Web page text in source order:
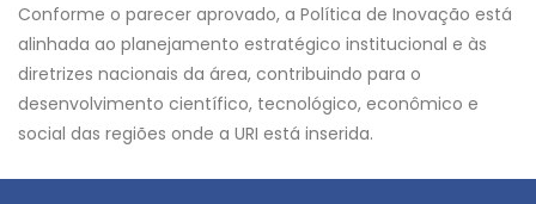
Conforme o parecer aprovado, a Política de Inovação está
alinhada ao planejamento estratégico institucional e às
diretrizes nacionais da área, contribuindo para o
desenvolvimento científico, tecnológico, econômico e
social das regiões onde a URI está inserida.